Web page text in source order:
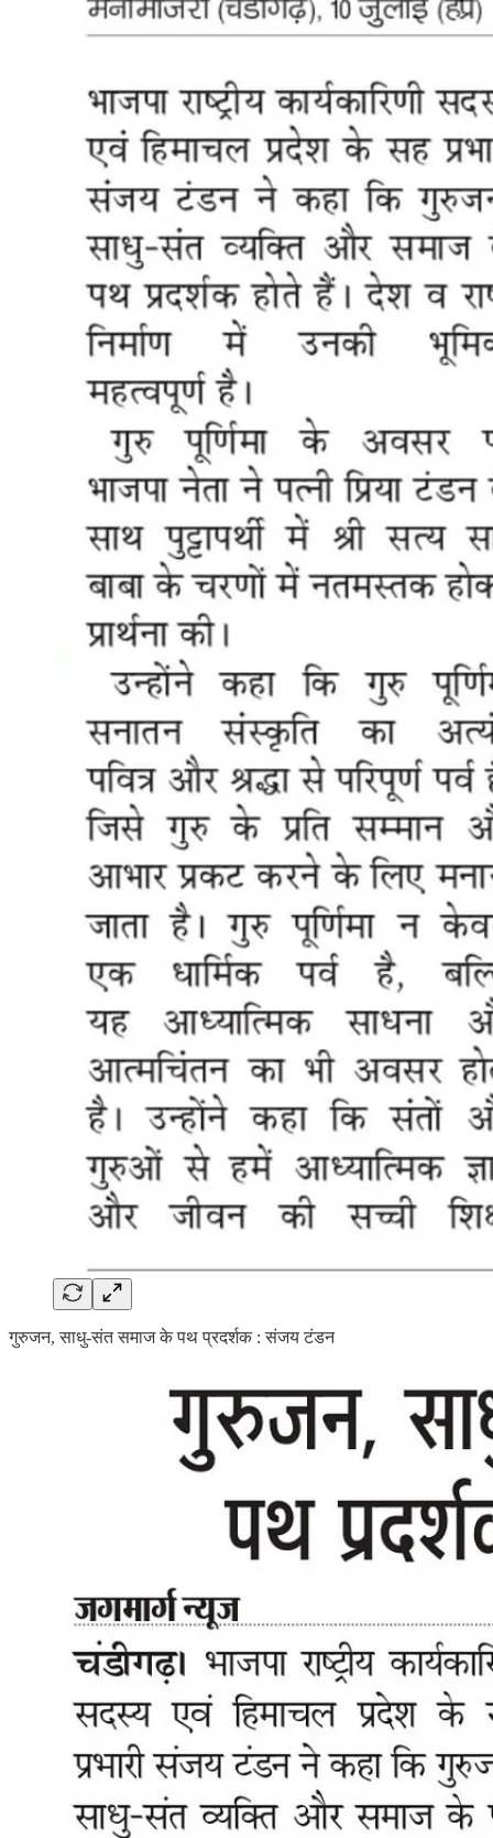
गुरुजन, साधु-संत समाज के पथ प्रदर्शक : संजय टंडन